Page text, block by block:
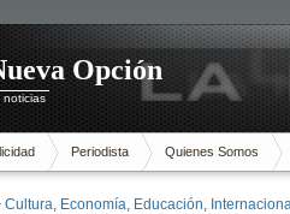
Opción
noticias
Periodista Quienes Somos
Cultura, Economía, Educación,